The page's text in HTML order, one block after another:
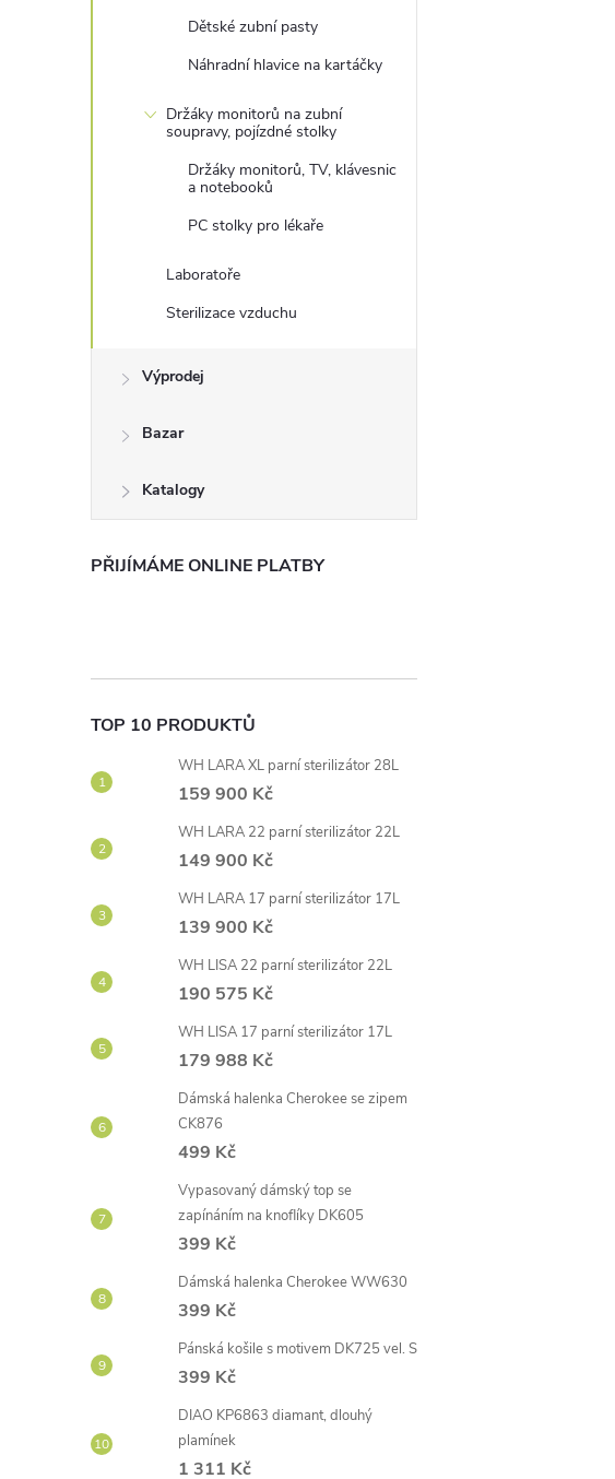
Dětské zubní pasty
Náhradní hlavice na kartáčky
Držáky monitorů na zubní
soupravy, pojízdné stolky
Držáky monitorů, TV, klávesnic
a notebooků
PC stolky pro lékaře
Laboratoře
Sterilizace vzduchu
Výprodej
Bazar
Katalogy
PŘIJÍMÁME ONLINE PLATBY
TOP 10 PRODUKTŮ
WH LARA XL parní sterilizátor 28L
159 900 Kč
WH LARA 22 parní sterilizátor 22L
149 900 Kč
WH LARA 17 parní sterilizátor 17L
139 900 Kč
WH LISA 22 parní sterilizátor 22L
190 575 Kč
WH LISA 17 parní sterilizátor 17L
179 988 Kč
Dámská halenka Cherokee se zipem
CK876
499 Kč
Vypasovaný dámský top se
zapínáním na knoflíky DK605
399 Kč
Dámská halenka Cherokee WW630
399 Kč
Pánská košile s motivem DK725 vel. S
399 Kč
DIAO KP6863 diamant, dlouhý
plamínek
1 311 Kč